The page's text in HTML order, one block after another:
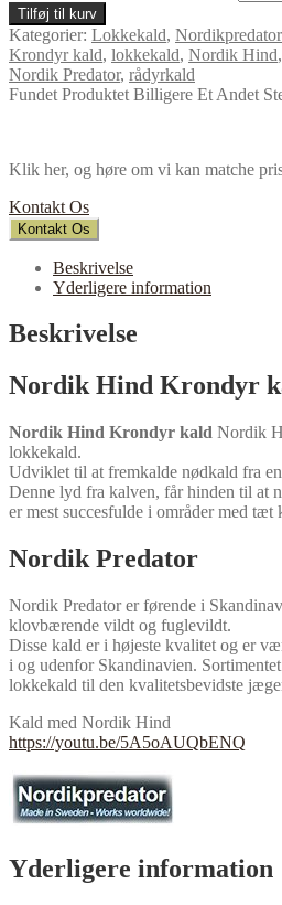
Tilføj til kurv
Kategorier: Lokkekald,
Krondyr kald, lokkekald, Nordik Hind,
Nordik Predator, rådyrkald
Fundet Produktet Billigere Et Andet
Klik her, og høre om vi kan matche
Kontakt Os
Kontakt Os
Beskrivelse
Yderligere information
Beskrivelse
Nordik Hind Krondyr
Nordik Hind Krondyr kald Nordik
lokkekald.
Udviklet til at fremkalde nødkald fra
Denne lyd fra kalven, får hinden til at
er mest succesfulde i områder med tæt
Nordik Predator
Nordik Predator er førende i
klovbærende vildt og fuglevildt.
Disse kald er i højeste kvalitet og er
i og udenfor Skandinavien.
lokkekald til den kvalitetsbevidste
Kald med Nordik Hind
https://youtu.be/5A5oAUQbENQ
Yderligere information